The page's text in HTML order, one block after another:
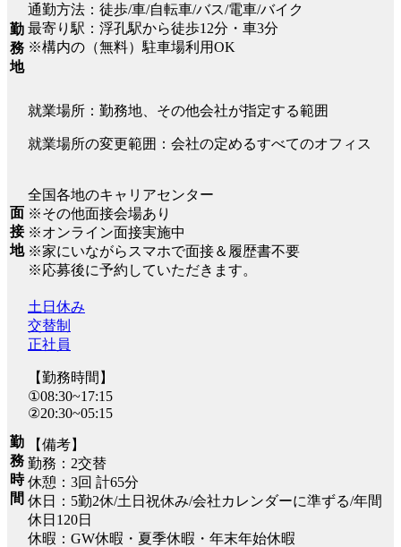
勤
務
地
通勤方法：徒歩/車/自転車/バス/電車/バイク
最寄り駅：浮孔駅から徒歩12分・車3分
※構内の（無料）駐車場利用OK
就業場所：勤務地、その他会社が指定する範囲
就業場所の変更範囲：会社の定めるすべてのオフィス
面
接
地
全国各地のキャリアセンター
※その他面接会場あり
※オンライン面接実施中
※家にいながらスマホで面接＆履歴書不要
※応募後に予約していただきます。
勤
務
時
間
土日休み
交替制
正社員
【勤務時間】
①08:30~17:15
②20:30~05:15
【備考】
勤務：2交替
休憩：3回 計65分
休日：5勤2休/土日祝休み/会社カレンダーに準ずる/年間
休日120日
休暇：GW休暇・夏季休暇・年末年始休暇